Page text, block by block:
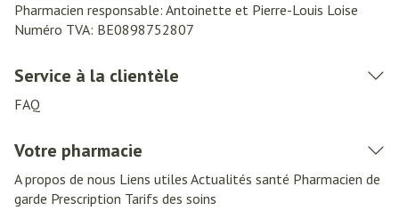
Pharmacien responsable: Antoinette et Pierre-Louis Loise
Numéro TVA: BE0898752807
Service à la clientèle
FAQ
Votre pharmacie
A propos de nous Liens utiles Actualités santé Pharmacien de
garde Prescription Tarifs des soins